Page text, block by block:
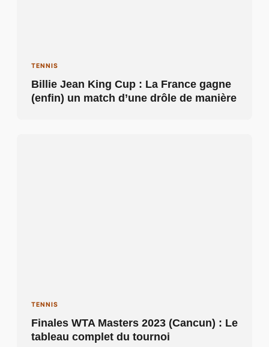
TENNIS
Billie Jean King Cup : La France gagne
(enfin) un match d’une drôle de manière
TENNIS
Finales WTA Masters 2023 (Cancun) : Le
tableau complet du tournoi